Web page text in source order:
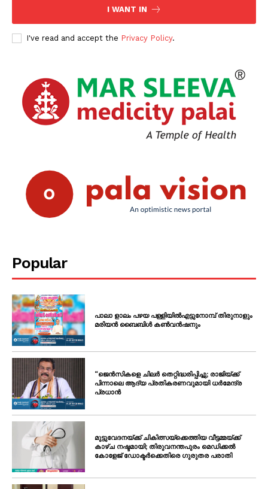
I WANT IN
I've read and accept the Privacy Policy.
Popular
പാലാ ളാലം പഴയ പള്ളിയിൽഎട്ടുനോമ്പ് തിരുനാളും
മരിയൻ ബൈബിൾ കൺവൻഷനും
“ജെൻസികളെ ചിലർ തെറ്റിദ്ധരിപ്പിച്ചു; രാജിയ്ക്ക്
പിന്നാലെ ആദ്യ പ്രതികരണവുമായി ധർമേന്ദ്ര
പ്രധാൻ
മുട്ടുവേദനയ്ക്ക് ചികിത്സയ്‌ക്കെത്തിയ വീട്ടമ്മയ്ക്ക്
കാഴ്ച നഷ്ടമായി; തിരുവനന്തപുരം മെഡിക്കൽ
കോളേജ് ഡോക്ടർക്കെതിരെ ഗുരുതര പരാതി